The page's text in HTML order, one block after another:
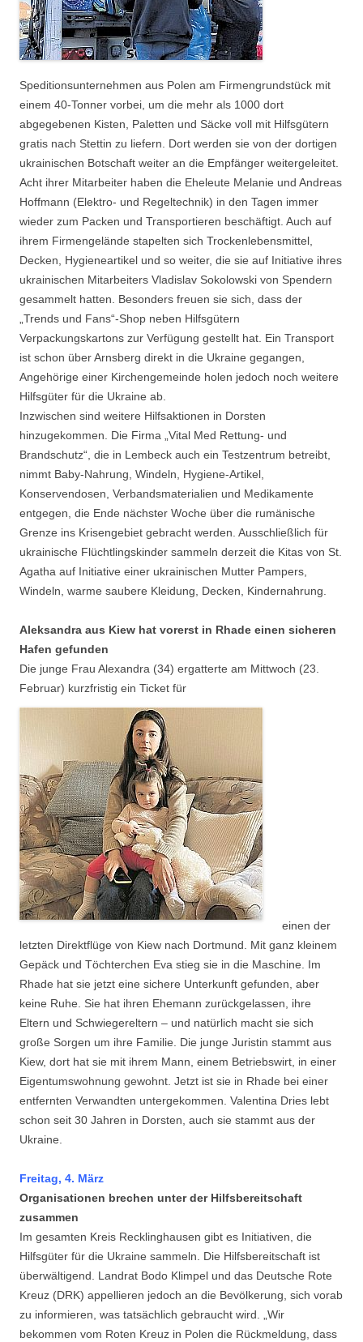
Speditionsunternehmen aus Polen am Firmengrundstück mit
einem 40-Tonner vorbei, um die mehr als 1000 dort
abgegebenen Kisten, Paletten und Säcke voll mit Hilfsgütern
gratis nach Stettin zu liefern. Dort werden sie von der dortigen
ukrainischen Botschaft weiter an die Empfänger weitergeleitet.
Acht ihrer Mitarbeiter haben die Eheleute Melanie und Andreas
Hoffmann (Elektro- und Regeltechnik) in den Tagen immer
wieder zum Packen und Transportieren beschäftigt. Auch auf
ihrem Firmengelände stapelten sich Trockenlebensmittel,
Decken, Hygieneartikel und so weiter, die sie auf Initiative ihres
ukrainischen Mitarbeiters Vladislav Sokolowski von Spendern
gesammelt hatten. Besonders freuen sie sich, dass der
„Trends und Fans“-Shop neben Hilfsgütern
Verpackungskartons zur Verfügung gestellt hat. Ein Transport
ist schon über Arnsberg direkt in die Ukraine gegangen,
Angehörige einer Kirchengemeinde holen jedoch noch weitere
Hilfsgüter für die Ukraine ab.
Inzwischen sind weitere Hilfsaktionen in Dorsten
hinzugekommen. Die Firma „Vital Med Rettung- und
Brandschutz“, die in Lembeck auch ein Testzentrum betreibt,
nimmt Baby-Nahrung, Windeln, Hygiene-Artikel,
Konservendosen, Verbandsmaterialien und Medikamente
entgegen, die Ende nächster Woche über die rumänische
Grenze ins Krisengebiet gebracht werden. Ausschließlich für
ukrainische Flüchtlingskinder sammeln derzeit die Kitas von St.
Agatha auf Initiative einer ukrainischen Mutter Pampers,
Windeln, warme saubere Kleidung, Decken, Kindernahrung.
Aleksandra aus Kiew hat vorerst in Rhade einen sicheren
Hafen gefunden
Die junge Frau Alexandra (34) ergatterte am Mittwoch (23.
Februar) kurzfristig ein Ticket für
einen der
letzten Direktflüge von Kiew nach Dortmund. Mit ganz kleinem
Gepäck und Töchterchen Eva stieg sie in die Maschine. Im
Rhade hat sie jetzt eine sichere Unterkunft gefunden, aber
keine Ruhe. Sie hat ihren Ehemann zurückgelassen, ihre
Eltern und Schwiegereltern – und natürlich macht sie sich
große Sorgen um ihre Familie. Die junge Juristin stammt aus
Kiew, dort hat sie mit ihrem Mann, einem Betriebswirt, in einer
Eigentumswohnung gewohnt. Jetzt ist sie in Rhade bei einer
entfernten Verwandten untergekommen. Valentina Dries lebt
schon seit 30 Jahren in Dorsten, auch sie stammt aus der
Ukraine.
Freitag, 4. März
Organisationen brechen unter der Hilfsbereitschaft
zusammen
Im gesamten Kreis Recklinghausen gibt es Initiativen, die
Hilfsgüter für die Ukraine sammeln. Die Hilfsbereitschaft ist
überwältigend. Landrat Bodo Klimpel und das Deutsche Rote
Kreuz (DRK) appellieren jedoch an die Bevölkerung, sich vorab
zu informieren, was tatsächlich gebraucht wird. „Wir
bekommen vom Roten Kreuz in Polen die Rückmeldung, dass